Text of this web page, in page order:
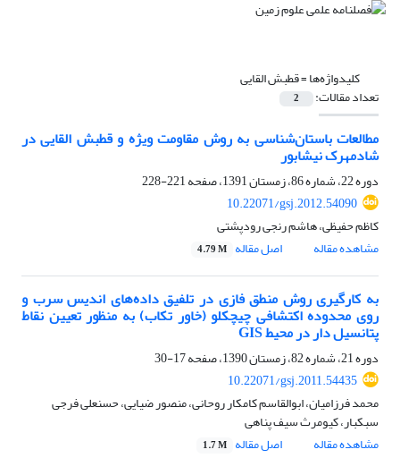
کلیدواژه‌ها =قطبش القایی
تعداد مقالات: 2
مطالعات باستان‌شناسی به روش مقاومت ویژه و قطبش القایی در
شادمهرک نیشابور
دوره 22، شماره 86، زمستان 1391، صفحه
221-228
10.22071/gsj.2012.54090
کاظم حفیظی، هاشم رنجی رودپشتی
مشاهده مقاله
اصل مقاله 4.79 M
به کارگیری روش منطق فازی در تلفیق داده‌های اندیس سرب و
روی محدوده اکتشافی چیچکلو (خاور تکاب) به منظور تعیین نقاط
پتانسیل دار در محیط GIS
دوره 21، شماره 82، زمستان 1390، صفحه
17-30
10.22071/gsj.2011.54435
محمد فرزامیان، ابوالقاسم کامکار روحانی، منصور ضیایی، حسنعلی فرجی
سبکبار، کیومرث سیف پناهی
مشاهده مقاله
اصل مقاله 1.7 M